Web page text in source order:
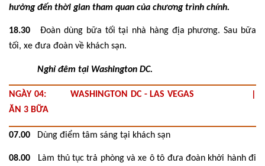
hưởng đến thời gian tham quan của chương trình chính.
18.30
Đoàn dùng bữa tối tại nhà hàng địa phương. Sau bữa
tối, xe đưa đoàn về khách sạn.
Nghỉ đêm tại Washington DC.
NGÀY 04: WASHINGTON DC - LAS VEGAS |
ĂN 3 BỮA
07.00 Dùng điểm tâm sáng tại khách sạn
08.00
Làm thủ tục trả phòng và xe ô tô đưa đoàn khởi hành đi